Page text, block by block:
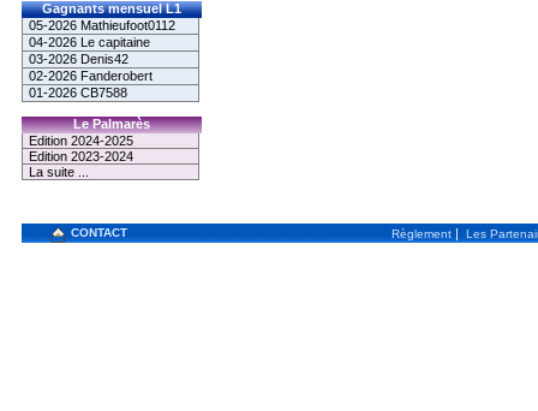
Gagnants mensuel L1
05-2026 Mathieufoot0112
04-2026 Le capitaine
03-2026 Denis42
02-2026 Fanderobert
01-2026 CB7588
Le Palmarès
Edition 2024-2025
Edition 2023-2024
La suite ...
CONTACT Règlement | Les